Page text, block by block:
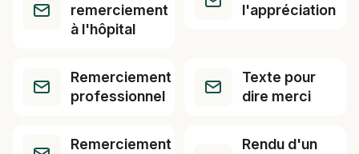
remerciement
à l'hôpital
l'appréciation
Remerciement
professionnel
Texte pour
dire merci
Remerciement
Rendu d'un